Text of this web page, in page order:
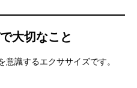
大切なこと
意識するエクササイズです。